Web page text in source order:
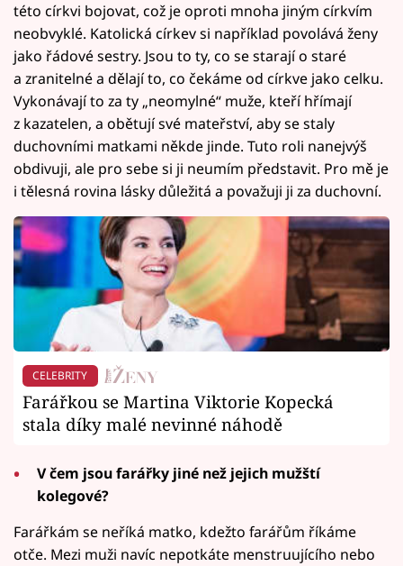
této církvi bojovat, což je oproti mnoha jiným církvím
neobvyklé. Katolická církev si například povolává ženy
jako řádové sestry. Jsou to ty, co se starají o staré
a zranitelné a dělají to, co čekáme od církve jako celku.
Vykonávají to za ty „neomylné“ muže, kteří hřímají
z kazatelen, a obětují své mateřství, aby se staly
duchovními matkami někde jinde. Tuto roli nanejvýš
obdivuji, ale pro sebe si ji neumím představit. Pro mě je
i tělesná rovina lásky důležitá a považuji ji za duchovní.
CELEBRITY
Farářkou se Martina Viktorie Kopecká
stala díky malé nevinné náhodě
V čem jsou farářky jiné než jejich mužští
kolegové?
Farářkám se neříká matko, kdežto farářům říkáme
otče. Mezi muži navíc nepotkáte menstruujícího nebo